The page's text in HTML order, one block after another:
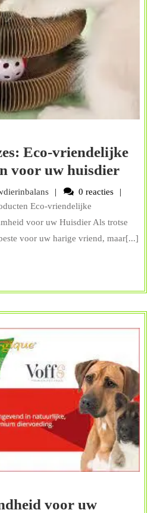
Eco-vriendelijke
voor uw huisdier
uwdierinbalans
0 reacties
Eco-vriendelijke
voor uw Huisdier Als trotse
voor uw harige vriend, maar[...]
voor uw